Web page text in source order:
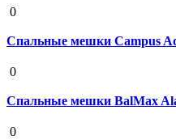
0
Спальные мешки Campus
0
Спальные мешки BalMax
0